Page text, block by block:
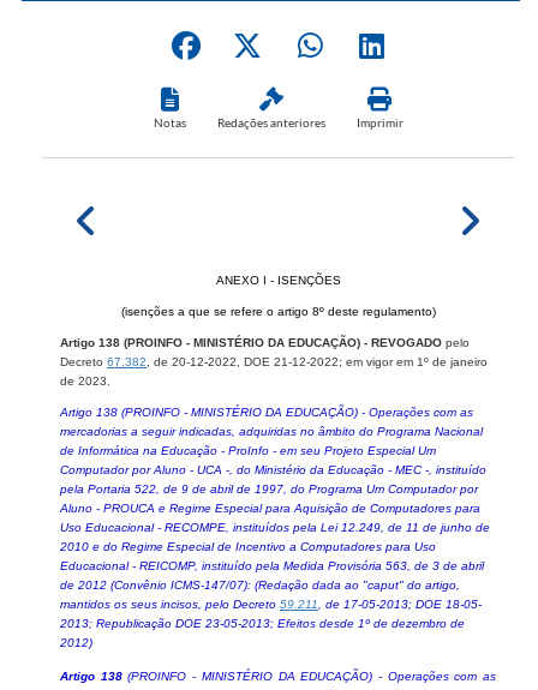
Notas Redações anteriores Imprimir
ANEXO I - ISENÇÕES
(isenções a que se refere o artigo 8º deste regulamento)
Artigo 138 (PROINFO - MINISTÉRIO DA EDUCAÇÃO) - REVOGADO pelo
Decreto 67.382 , de 20-12-2022, DOE 21-12-2022; em vigor em 1º de janeiro
de 2023.
Artigo 138 (PROINFO - MINISTÉRIO DA EDUCAÇÃO) - Operações com as
mercadorias a seguir indicadas, adquiridas no âmbito do Programa Nacional
de Informática na Educação - ProInfo - em seu Projeto Especial Um
Computador por Aluno - UCA -, do Ministério da Educação - MEC -, instituído
pela Portaria 522, de 9 de abril de 1997, do Programa Um Computador por
Aluno - PROUCA e Regime Especial para Aquisição de Computadores para
Uso Educacional - RECOMPE, instituídos pela Lei 12.249, de 11 de junho de
2010 e do Regime Especial de Incentivo a Computadores para Uso
Educacional - REICOMP, instituído pela Medida Provisória 563, de 3 de abril
de 2012 (Convênio ICMS-147/07): (Redação dada ao "caput" do artigo,
mantidos os seus incisos, pelo Decreto 59.211 , de 17-05-2013; DOE 18-05-
2013; Republicação DOE 23-05-2013; Efeitos desde 1º de dezembro de
2012)
Artigo 138(PROINFO - MINISTÉRIO DA EDUCAÇÃO) - Operações com as